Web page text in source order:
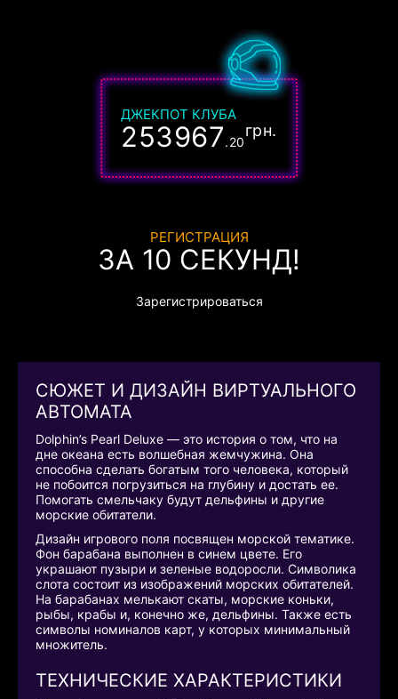
ДЖЕКПОТ КЛУБА
253967.20
грн.
РЕГИСТРАЦИЯ
ЗА 10 СЕКУНД!
Зарегистрироваться
СЮЖЕТ И ДИЗАЙН ВИРТУАЛЬНОГО
АВТОМАТА
Dolphin’s Pearl Deluxe — это история о том, что на
дне океана есть волшебная жемчужина. Она
способна сделать богатым того человека, который
не побоится погрузиться на глубину и достать ее.
Помогать смельчаку будут дельфины и другие
морские обитатели.
Дизайн игрового поля посвящен морской тематике.
Фон барабана выполнен в синем цвете. Его
украшают пузыри и зеленые водоросли. Символика
слота состоит из изображений морских обитателей.
На барабанах мелькают скаты, морские коньки,
рыбы, крабы и, конечно же, дельфины. Также есть
символы номиналов карт, у которых минимальный
множитель.
ТЕХНИЧЕСКИЕ ХАРАКТЕРИСТИКИ